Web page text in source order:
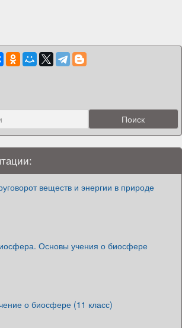
веществ и энергии в природе
Основы учения о биосфере
о биосфере (11 класс)